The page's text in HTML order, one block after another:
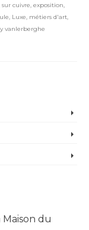
cuivre, exposition,
, Luxe, métiers d'art,
vanlerberghe
Maison du